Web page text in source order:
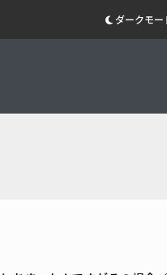
ダークモー